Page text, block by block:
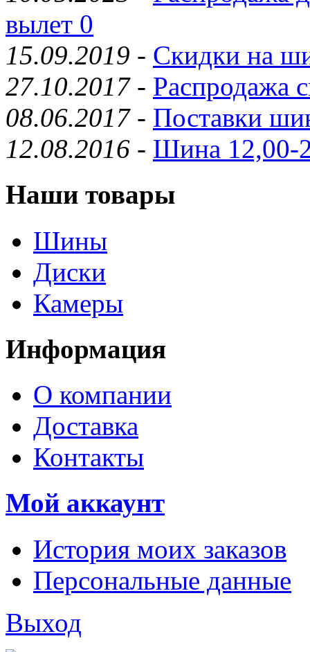
вылет 0
15.09.2019 - Скидки на
27.10.2017- Распродажа
08.06.2017- Поставки
12.08.2016 - Шина 12,00-
Наши товары
Шины
Диски
Камеры
Информация
О компании
Доставка
Контакты
Мой аккаунт
История моих заказов
Персональные данные
Выход